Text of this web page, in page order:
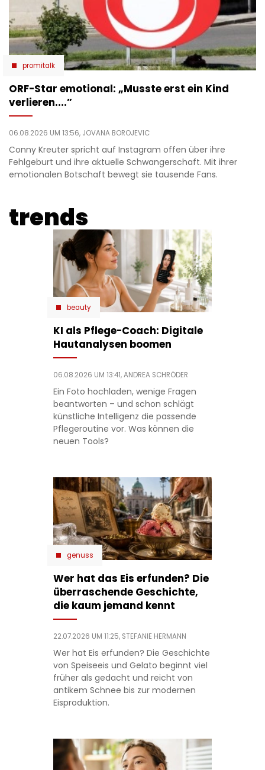
promitalk
ORF-Star emotional: „Musste erst ein Kind
verlieren....”
06.08.2026 UM 13:56, JOVANA BOROJEVIC
Conny Kreuter spricht auf Instagram offen über ihre
Fehlgeburt und ihre aktuelle Schwangerschaft. Mit ihrer
emotionalen Botschaft bewegt sie tausende Fans.
trends
beauty
KI als Pflege-Coach: Digitale
Hautanalysen boomen
06.08.2026 UM 13:41,ANDREA SCHRÖDER
Ein Foto hochladen, wenige Fragen
beantworten – und schon schlägt
künstliche Intelligenz die passende
Pflegeroutine vor. Was können die
neuen Tools?
genuss
Wer hat das Eis erfunden? Die
überraschende Geschichte,
die kaum jemand kennt
22.07.2026 UM 11:25, STEFANIE HERMANN
Wer hat Eis erfunden? Die Geschichte
von Speiseeis und Gelato beginnt viel
früher als gedacht und reicht von
antikem Schnee bis zur modernen
Eisproduktion.